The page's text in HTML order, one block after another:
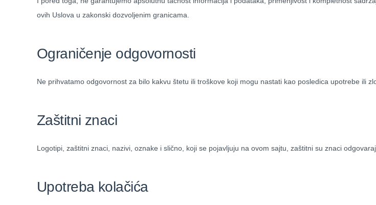
ovih Uslova u zakonski dozvoljenim granicama.
Ograničenje odgovornosti
Ne prihvatamo odgovornost za bilo kakvu štetu ili troškove koji mogu nastati kao posledica upotrebe ili
Zaštitni znaci
Logotipi, zaštitni znaci, nazivi, oznake i slično, koji se pojavljuju na ovom sajtu, zaštitni su znaci
Upotreba kolačića